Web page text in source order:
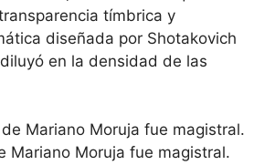
tímbrica y
diseñada por Shotakovich
en la densidad de las
Mariano Moruja fue magistral.